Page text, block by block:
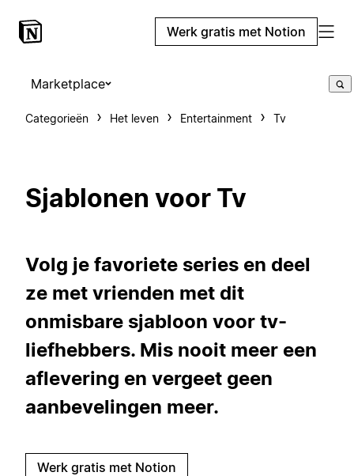
Werk gratis met Notion
Marketplace
Categorieën Het leven Entertainment Tv
Sjablonen voor Tv
Volg je favoriete series en deel
ze met vrienden met dit
onmisbare sjabloon voor tv-
liefhebbers. Mis nooit meer een
aflevering en vergeet geen
aanbevelingen meer.
Werk gratis met Notion